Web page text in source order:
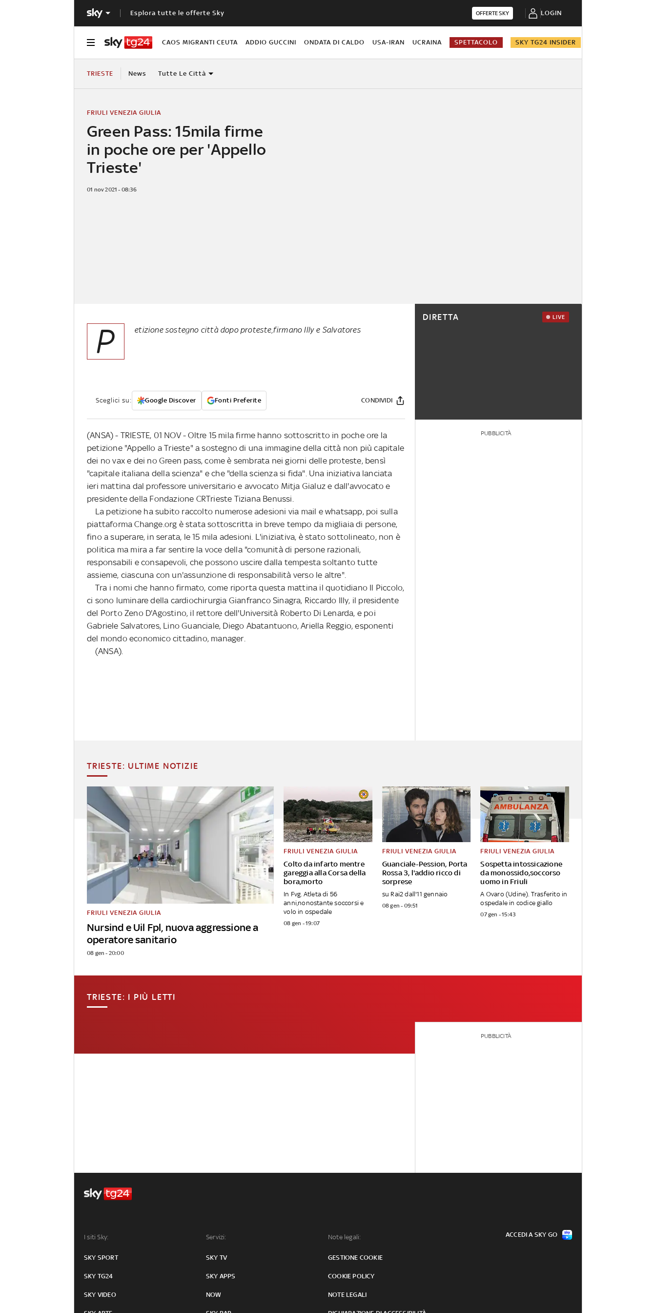
Esplora tutte le offerte Sky OFFERTE SKY LOGIN
CAOS MIGRANTI CEUTA ADDIO GUCCINI ONDATA DI CALDO USA-IRAN UCRAINA SPETTACOLO SKY TG24 INSIDER
TRIESTE News Tutte Le Città
Green Pass: 15mila firme
in poche ore per 'Appello
Trieste'
FRIULI VENEZIA GIULIA
01 nov 2021 - 08:36
P etizione sostegno città dopo proteste,firmano Illy e Salvatores
Sceglici su: Google Discover Fonti Preferite CONDIVIDI
(ANSA) - TRIESTE, 01 NOV - Oltre 15 mila firme hanno sottoscritto in poche ore la
petizione "Appello a Trieste" a sostegno di una immagine della città non più capitale
dei no vax e dei no Green pass, come è sembrata nei giorni delle proteste, bensì
"capitale italiana della scienza" e che "della scienza si fida". Una iniziativa lanciata
ieri mattina dal professore universitario e avvocato Mitja Gialuz e dall'avvocato e
presidente della Fondazione CRTrieste Tiziana Benussi.
La petizione ha subito raccolto numerose adesioni via mail e whatsapp, poi sulla
piattaforma Change.org è stata sottoscritta in breve tempo da migliaia di persone,
fino a superare, in serata, le 15 mila adesioni. L'iniziativa, è stato sottolineato, non è
politica ma mira a far sentire la voce della "comunità di persone razionali,
responsabili e consapevoli, che possono uscire dalla tempesta soltanto tutte
assieme, ciascuna con un'assunzione di responsabilità verso le altre".
Tra i nomi che hanno firmato, come riporta questa mattina il quotidiano Il Piccolo,
ci sono luminare della cardiochirurgia Gianfranco Sinagra, Riccardo Illy, il presidente
del Porto Zeno D'Agostino, il rettore dell'Università Roberto Di Lenarda, e poi
Gabriele Salvatores, Lino Guanciale, Diego Abatantuono, Ariella Reggio, esponenti
del mondo economico cittadino, manager.
(ANSA).
DIRETTA LIVE
PUBBLICITÀ
TRIESTE: ULTIME NOTIZIE
Nursind e Uil Fpl, nuova aggressione a
operatore sanitario
FRIULI VENEZIA GIULIA
08 gen - 20:00
Colto da infarto mentre
gareggia alla Corsa della
bora,morto
FRIULI VENEZIA GIULIA
In Fvg. Atleta di 56
anni,nonostante soccorsi e
volo in ospedale
08 gen - 19:07
Guanciale-Pession, Porta
Rossa 3, l'addio ricco di
sorprese
FRIULI VENEZIA GIULIA
su Rai2 dall'11 gennaio
08 gen - 09:51
Sospetta intossicazione
da monossido,soccorso
uomo in Friuli
FRIULI VENEZIA GIULIA
A Ovaro (Udine). Trasferito in
ospedale in codice giallo
07 gen - 15:43
TRIESTE: I PIÙ LETTI
PUBBLICITÀ
I siti Sky:
SKY SPORT
SKY TG24
SKY VIDEO
Servizi:
SKY TV
SKY APPS
NOW
Note legali:
GESTIONE COOKIE
COOKIE POLICY
NOTE LEGALI
ACCEDI A SKY GO